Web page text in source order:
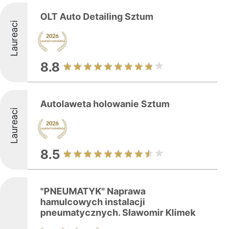
Laureaci
OLT Auto Detailing Sztum
8.8
Laureaci
Autolaweta holowanie Sztum
8.5
"PNEUMATYK" Naprawa
hamulcowych instalacji
pneumatycznych. Sławomir Klimek